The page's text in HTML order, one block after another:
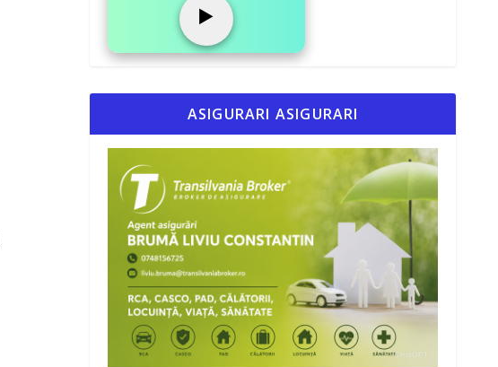
▶️
ASIGURARI ASIGURARI